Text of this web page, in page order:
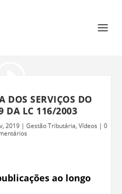
DOS SERVIÇOS DO
DA LC 116/2003
2019 | Gestão Tributária, Vídeos | 0
ao longo